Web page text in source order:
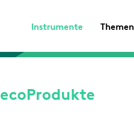
Instrumente Themen
ecoProdukte